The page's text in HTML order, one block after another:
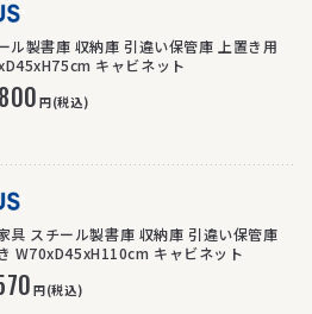
>
ル製書庫 収納庫 引違い保管庫 上置き用
キャビネット
円(税込)
>
具 スチール製書庫 収納庫 引違い保管庫
W70xD45xH110cm キャビネット
円(税込)